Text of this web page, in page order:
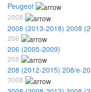
Peugeot
2008
2008 (2013-2018) 2008
206
206 (2005-2009)
208
208 (2012-2015) 208/e-
3008